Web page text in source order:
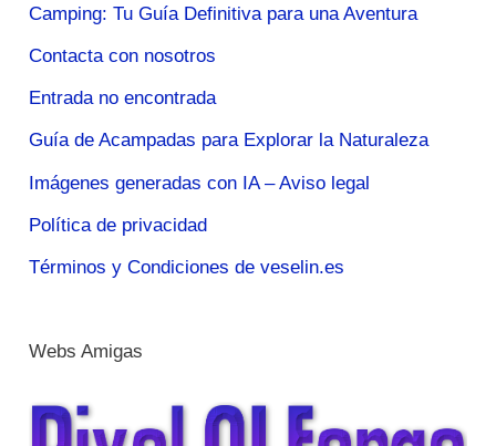
Camping: Tu Guía Definitiva para una Aventura
Contacta con nosotros
Entrada no encontrada
Guía de Acampadas para Explorar la Naturaleza
Imágenes generadas con IA – Aviso legal
Política de privacidad
Términos y Condiciones de veselin.es
Webs Amigas